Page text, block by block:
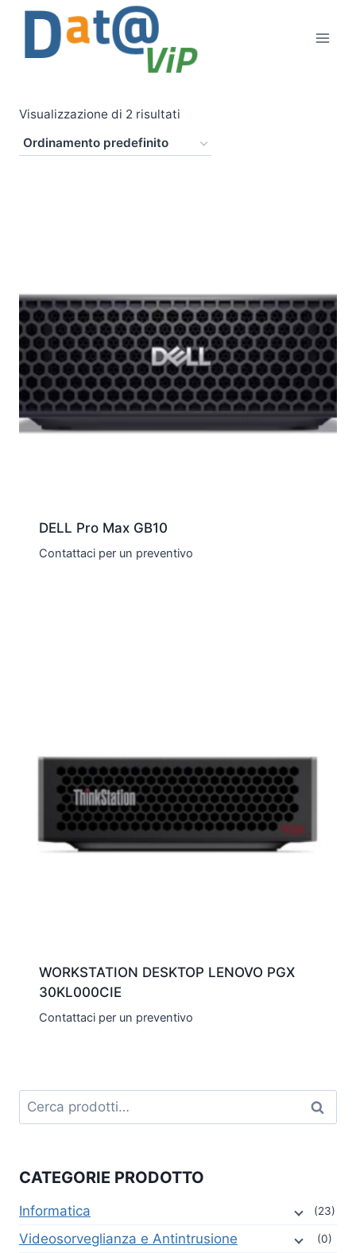
Salta
contenuto
Visualizzazione di 2 risultati
DELL Pro Max GB10
Contattaci per un preventivo
WORKSTATION DESKTOP LENOVO PGX
30KL000CIE
Contattaci per un preventivo
Cerca: Cerca
CATEGORIE PRODOTTO
Informatica (23)
Videosorveglianza e Antintrusione (0)